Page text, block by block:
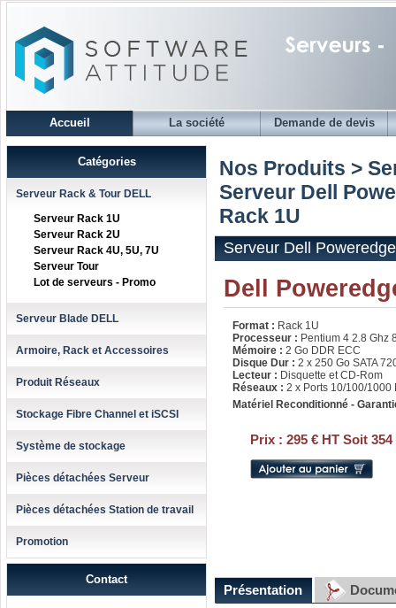
Accueil La société Demande de devis
Catégories
Serveur Rack & Tour DELL
Serveur Rack 1U
Serveur Rack 2U
Serveur Rack 4U, 5U, 7U
Serveur Tour
Lot de serveurs - Promo
Serveur Blade DELL
Armoire, Rack et Accessoires
Produit Réseaux
Stockage Fibre Channel et iSCSI
Système de stockage
Pièces détachées Serveur
Pièces détachées Station de travail
Promotion
Contact
Nos Produits >
Serveur Dell
Rack 1U
Serveur Dell
Dell
Format : Rack 1U
Processeur : Pentium 4 2.8 Ghz
Mémoire : 2 Go DDR ECC
Disque Dur : 2 x 250 Go SATA
Lecteur : Disquette et CD-Rom
Réseaux : 2 x Ports 10/100/1000
Matériel Reconditionné -
Prix : 295 € HT Soit 354
Présentation